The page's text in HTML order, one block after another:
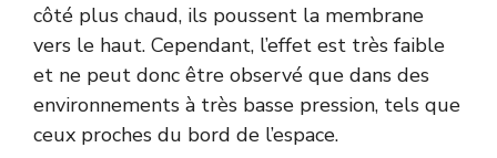
côté plus chaud, ils poussent la membrane
vers le haut. Cependant, l’effet est très faible
et ne peut donc être observé que dans des
environnements à très basse pression, tels que
ceux proches du bord de l’espace.